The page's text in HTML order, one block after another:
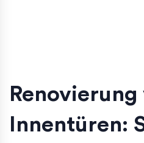
Renovierung
Innentüren: